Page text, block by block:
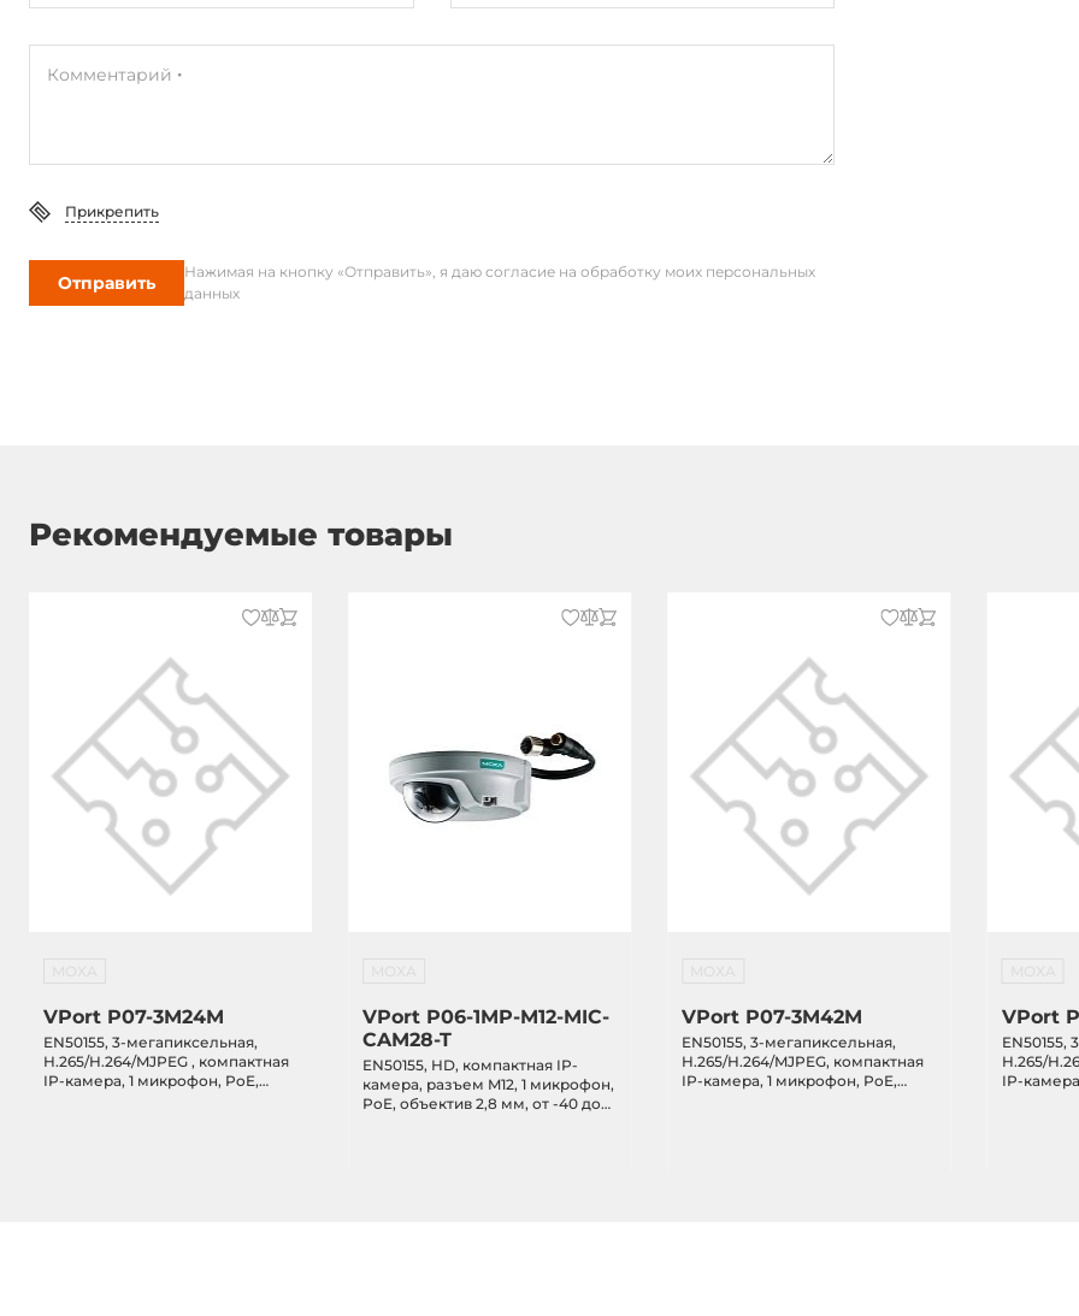
Комментарий
Прикрепить
Отправить
Нажимая на кнопку «Отправить», я даю согласие на обработку моих персональных
данных
Рекомендуемые товары
VPort P07-3M24M
EN50155, 3-мегапиксельная,
H.265/H.264/MJPEG , компактная
IP-камера, 1 микрофон, PoE,
VPort P06-1MP-M12-MIC-
CAM28-T
EN50155, HD, компактная IP-
камера, разъем M12, 1 микрофон,
PoE, объектив 2,8 мм, от -40 до
VPort P07-3M42M
EN50155, 3-мегапиксельная,
H.265/H.264/MJPEG, компактная
IP-камера, 1 микрофон, PoE,
VPort
EN50155,
H.265/
IP-